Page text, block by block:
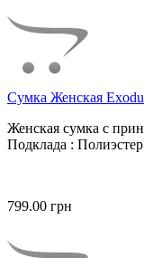
Сумка Женская
Женская сумка с
Подклада :
799.00 грн